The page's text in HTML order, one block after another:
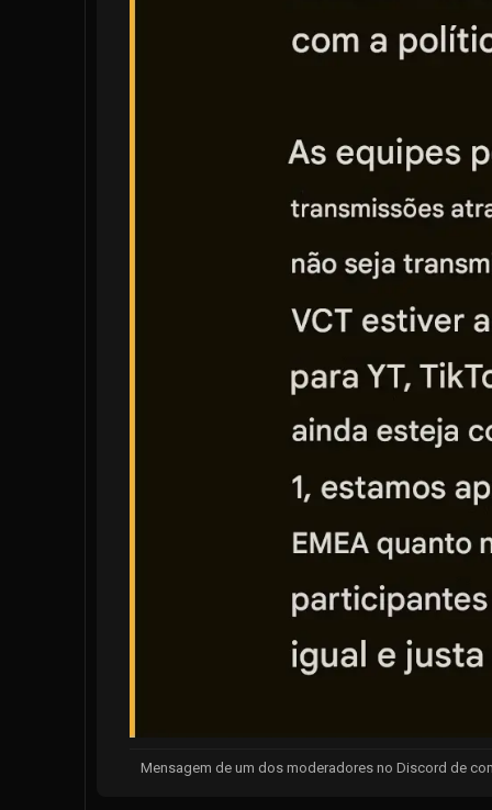
Mensagem de um dos moderadores no Discord de